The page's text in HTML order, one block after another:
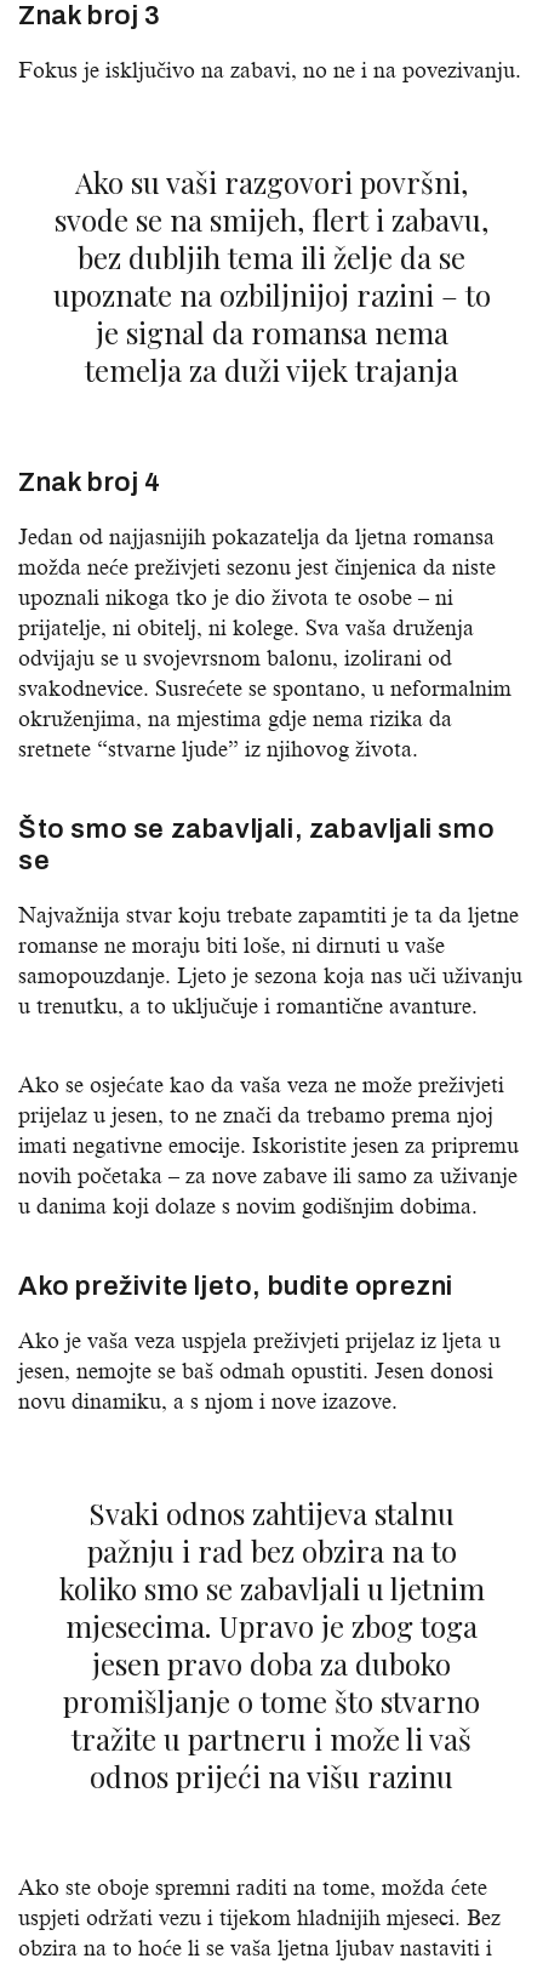
Znak broj 3
Fokus je isključivo na zabavi, no ne i na povezivanju.
Ako su vaši razgovori površni,
svode se na smijeh, flert i zabavu,
bez dubljih tema ili želje da se
upoznate na ozbiljnijoj razini – to
je signal da romansa nema
temelja za duži vijek trajanja
Znak broj 4
Jedan od najjasnijih pokazatelja da ljetna romansa
možda neće preživjeti sezonu jest činjenica da niste
upoznali nikoga tko je dio života te osobe – ni
prijatelje, ni obitelj, ni kolege. Sva vaša druženja
odvijaju se u svojevrsnom balonu, izolirani od
svakodnevice. Susrećete se spontano, u neformalnim
okruženjima, na mjestima gdje nema rizika da
sretnete “stvarne ljude” iz njihovog života.
Što smo se zabavljali, zabavljali smo
se
Najvažnija stvar koju trebate zapamtiti je ta da ljetne
romanse ne moraju biti loše, ni dirnuti u vaše
samopouzdanje. Ljeto je sezona koja nas uči uživanju
u trenutku, a to uključuje i romantične avanture.
Ako se osjećate kao da vaša veza ne može preživjeti
prijelaz u jesen, to ne znači da trebamo prema njoj
imati negativne emocije. Iskoristite jesen za pripremu
novih početaka – za nove zabave ili samo za uživanje
u danima koji dolaze s novim godišnjim dobima.
Ako preživite ljeto, budite oprezni
Ako je vaša veza uspjela preživjeti prijelaz iz ljeta u
jesen, nemojte se baš odmah opustiti. Jesen donosi
novu dinamiku, a s njom i nove izazove.
Svaki odnos zahtijeva stalnu
pažnju i rad bez obzira na to
koliko smo se zabavljali u ljetnim
mjesecima. Upravo je zbog toga
jesen pravo doba za duboko
promišljanje o tome što stvarno
tražite u partneru i može li vaš
odnos prijeći na višu razinu
Ako ste oboje spremni raditi na tome, možda ćete
uspjeti održati vezu i tijekom hladnijih mjeseci. Bez
obzira na to hoće li se vaša ljetna ljubav nastaviti i